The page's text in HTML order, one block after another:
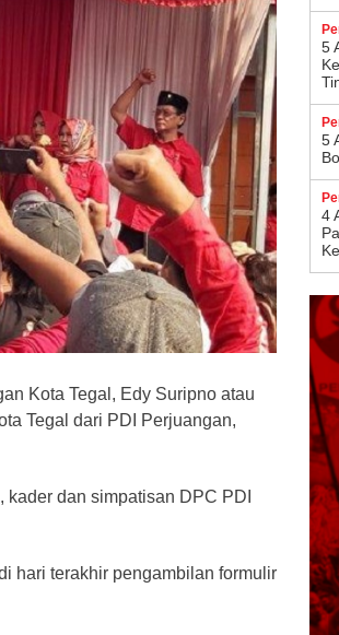
Kota Tegal, Edy Suripno atau
Tegal dari PDI Perjuangan,
dan simpatisan DPC PDI
hari terakhir pengambilan formulir
5
5
4